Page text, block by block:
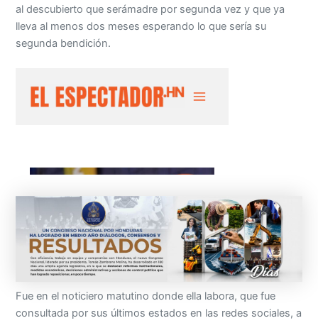
al descubierto que serámadre por segunda vez y que ya
lleva al menos dos meses esperando lo que sería su
segunda bendición.
Fue en el noticiero matutino donde ella labora, que fue
consultada por sus últimos estados en las redes sociales, a